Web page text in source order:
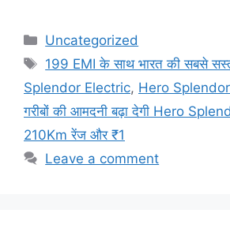
Categories
Uncategorized
Tags
199 EMI के साथ भारत की सबसे
Splendor Electric, Hero
गरीबों की आमदनी बढ़ा देगी Hero
210Km रेंज और ₹1
Leave a comment